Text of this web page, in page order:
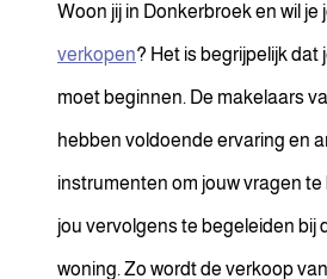
Woon jij in Donkerbroek en wil je
verkopen? Het is begrijpelijk dat
moet beginnen. De makelaars
hebben voldoende ervaring en
instrumenten om jouw vragen
jou vervolgens te begeleiden bij
woning. Zo wordt de verkoop